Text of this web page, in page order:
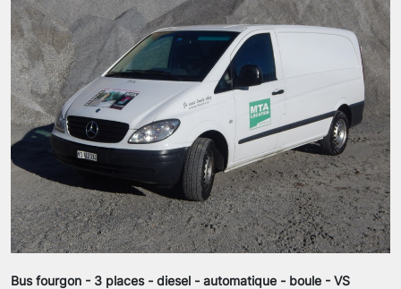
Bus fourgon - 3 places - diesel - automatique - boule - VS